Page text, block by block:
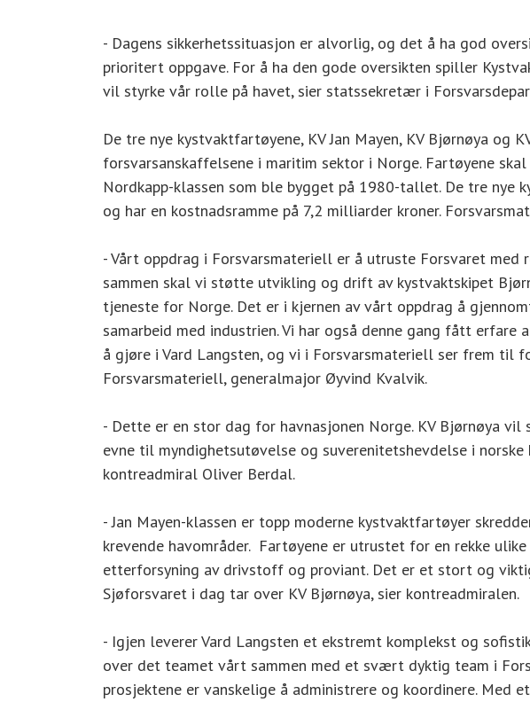
- Dagens sikkerhetssituasjon er alvorlig, og det å ha god
prioritert oppgave. For å ha den gode oversikten spiller
vil styrke vår rolle på havet, sier statssekretær i
De tre nye kystvaktfartøyene, KV Jan Mayen, KV Bjørnøya og
forsvarsanskaffelsene i maritim sektor i Norge. Fartøyene
Nordkapp-klassen som ble bygget på 1980-tallet. De tre nye
og har en kostnadsramme på 7,2 milliarder kroner.
- Vårt oppdrag i Forsvarsmateriell er å utruste Forsvaret
sammen skal vi støtte utvikling og drift av kystvaktskipet
tjeneste for Norge. Det er i kjernen av vårt oppdrag å
samarbeid med industrien. Vi har også denne gang fått
å gjøre i Vard Langsten, og vi i Forsvarsmateriell ser frem til
Forsvarsmateriell, generalmajor Øyvind Kvalvik.
- Dette er en stor dag for havnasjonen Norge. KV Bjørnøya vil
evne til myndighetsutøvelse og suverenitetshevdelse i
kontreadmiral Oliver Berdal.
- Jan Mayen-klassen er topp moderne kystvaktfartøyer
krevende havområder. Fartøyene er utrustet for en rekke
etterforsyning av drivstoff og proviant. Det er et stort og
Sjøforsvaret i dag tar over KV Bjørnøya, sier kontreadmiralen.
- Igjen leverer Vard Langsten et ekstremt komplekst og
over det teamet vårt sammen med et svært dyktig team i
prosjektene er vanskelige å administrere og koordinere. Med